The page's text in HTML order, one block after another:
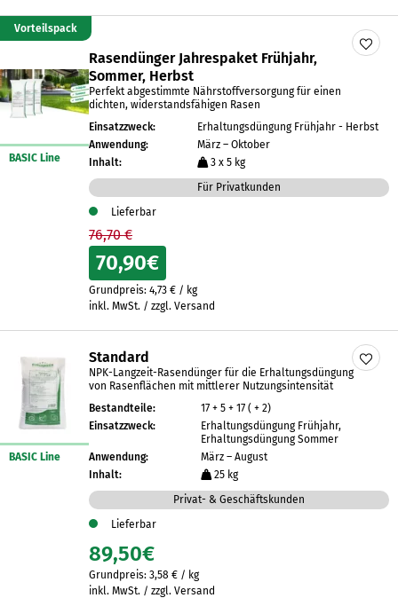
Vorteilspack
BASIC Line
Rasendünger Jahrespaket Frühjahr,
Sommer, Herbst
Perfekt abgestimmte Nährstoffversorgung für einen
dichten, widerstandsfähigen Rasen
Einsatzzweck:
Erhaltungsdüngung Frühjahr - Herbst
Anwendung:
März – Oktober
Inhalt:
3 x 5 kg
Für Privatkunden
Lieferbar
76,70 €
70,90€
Grundpreis: 4,73 € / kg
inkl. MwSt. / zzgl. Versand
BASIC Line
Standard
NPK-Langzeit-Rasendünger für die Erhaltungsdüngung
von Rasenflächen mit mittlerer Nutzungsintensität
Bestandteile:
17 + 5 + 17 ( + 2)
Einsatzzweck:
Erhaltungsdüngung Frühjahr,
Erhaltungsdüngung Sommer
Anwendung:
März – August
Inhalt:
25 kg
Privat- & Geschäftskunden
Lieferbar
89,50€
Grundpreis: 3,58 € / kg
inkl. MwSt. / zzgl. Versand